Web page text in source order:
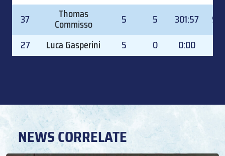
GOALKEEPER
37 Thomas
Commisso 5 5 301:57
27
Luca Gasperini 5 0 0:00
NEWS CORRELATE